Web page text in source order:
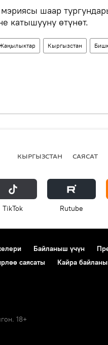
шаар
катышууну өтүнөт.
Кыргызстан
КЫРГЫЗСТАН САЯСАТ
ТikТоk Rutube
Байланыш үчүн
саясаты
Кайра
18+